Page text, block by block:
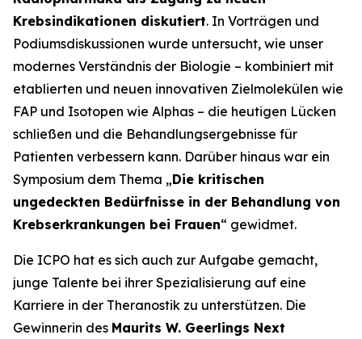
Krebsindikationen diskutiert. In Vorträgen und
Podiumsdiskussionen wurde untersucht, wie unser
modernes Verständnis der Biologie – kombiniert mit
etablierten und neuen innovativen Zielmolekülen wie
FAP und Isotopen wie Alphas – die heutigen Lücken
schließen und die Behandlungsergebnisse für
Patienten verbessern kann. Darüber hinaus war ein
Symposium dem Thema „Die kritischen
ungedeckten Bedürfnisse in der Behandlung von
Krebserkrankungen bei Frauen“ gewidmet.
Die ICPO hat es sich auch zur Aufgabe gemacht,
junge Talente bei ihrer Spezialisierung auf eine
Karriere in der Theranostik zu unterstützen. Die
Gewinnerin des Maurits W. Geerlings Next